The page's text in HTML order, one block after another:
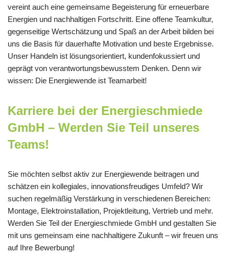
vereint auch eine gemeinsame Begeisterung für erneuerbare
Energien und nachhaltigen Fortschritt. Eine offene Teamkultur,
gegenseitige Wertschätzung und Spaß an der Arbeit bilden bei
uns die Basis für dauerhafte Motivation und beste Ergebnisse.
Unser Handeln ist lösungsorientiert, kundenfokussiert und
geprägt von verantwortungsbewusstem Denken. Denn wir
wissen: Die Energiewende ist Teamarbeit!
Karriere bei der Energieschmiede
GmbH – Werden Sie Teil unseres
Teams!
Sie möchten selbst aktiv zur Energiewende beitragen und
schätzen ein kollegiales, innovationsfreudiges Umfeld? Wir
suchen regelmäßig Verstärkung in verschiedenen Bereichen:
Montage, Elektroinstallation, Projektleitung, Vertrieb und mehr.
Werden Sie Teil der Energieschmiede GmbH und gestalten Sie
mit uns gemeinsam eine nachhaltigere Zukunft – wir freuen uns
auf Ihre Bewerbung!